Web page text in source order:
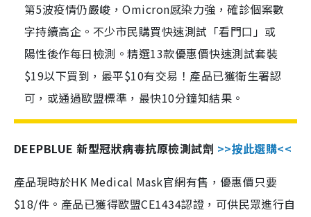
第5波疫情仍嚴峻，Omicron感染力強，確診個案數
字持續高企。不少市民購買快速測試「看門口」或
陽性後作每日檢測。精選13款優惠價快速測試套裝
$19以下買到，最平$10有交易！產品已獲衛生署認
可，或通過歐盟標準，最快10分鐘知結果。
DEEPBLUE 新型冠狀病毒抗原檢測試劑 >>按此選購<<
產品現時於HK Medical Mask官網有售，優惠價只要
$18/件。產品已獲得歐盟CE1434認證，可供民眾進行自